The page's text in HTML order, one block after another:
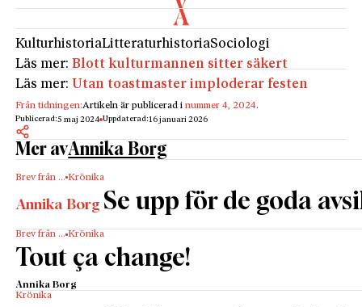
KulturhistoriaLitteraturhistoriaSociologi
Läs mer:Blott kulturmannen sitter säkert
Läs mer: Utan toastmaster imploderar festen
Från tidningen:Artikeln är publicerad inummer 4, 2024.
Publicerad:5 maj 2024 Uppdaterad:16 januari 2026
Mer avAnnika Borg
Brev från … Krönika
Annika Borg Se upp för de goda
Brev från … Krönika
Tout ça change!
Annika Borg
Krönika